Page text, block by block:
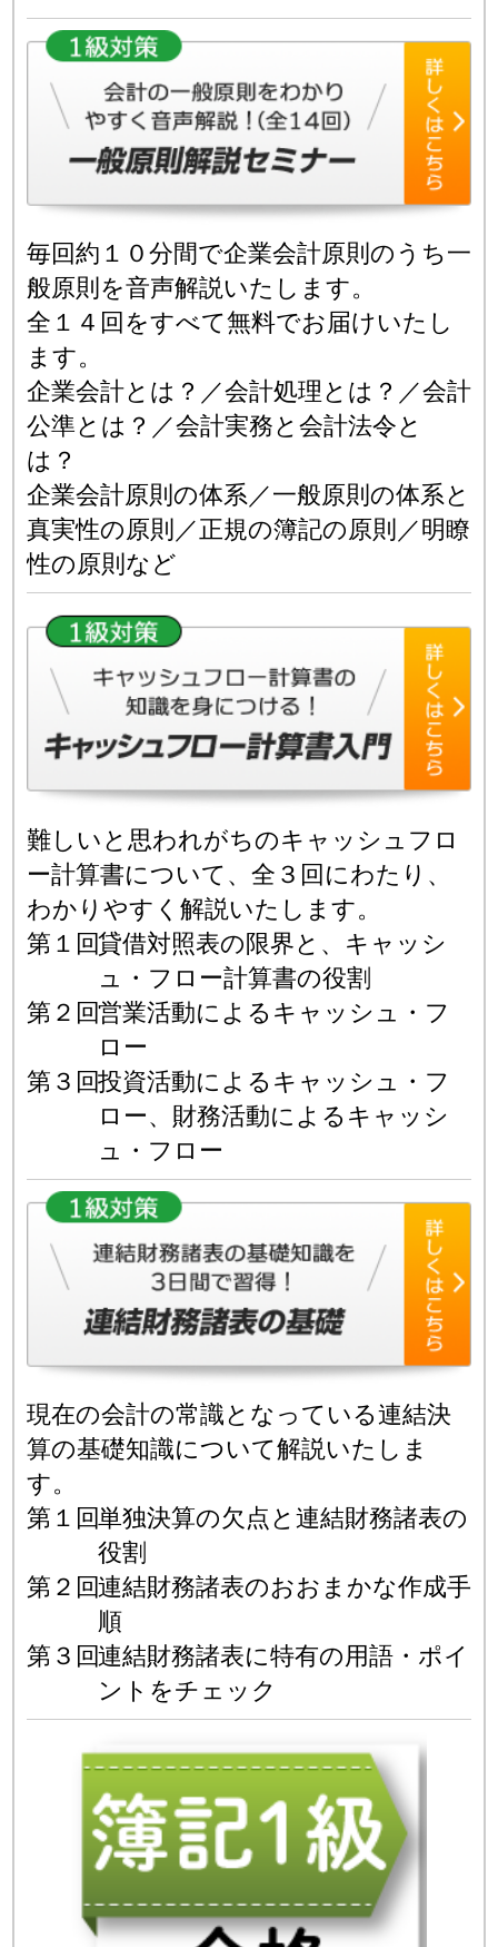
毎回約１０分間で企業会計原則のうち一
般原則を音声解説いたします。
全１４回をすべて無料でお届けいたし
ます。
企業会計とは？／会計処理とは？／会計
公準とは？／会計実務と会計法令と
は？
企業会計原則の体系／一般原則の体系と
真実性の原則／正規の簿記の原則／明瞭
性の原則など
難しいと思われがちのキャッシュフロ
ー計算書について、全３回にわたり、
わかりやすく解説いたします。
第１回貸借対照表の限界と、キャッシ
ュ・フロー計算書の役割
第２回営業活動によるキャッシュ・フ
ロー
第３回投資活動によるキャッシュ・フ
ロー、財務活動によるキャッシ
ュ・フロー
現在の会計の常識となっている連結決
算の基礎知識について解説いたしま
す。
第１回単独決算の欠点と連結財務諸表の
役割
第２回連結財務諸表のおおまかな作成手
順
第３回連結財務諸表に特有の用語・ポイ
ントをチェック